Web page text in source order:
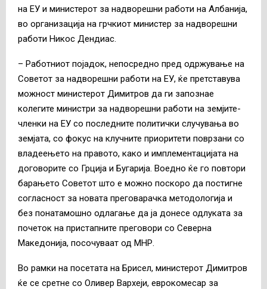
на ЕУ и министерот за надворешни работи на Албанија,
во организација на грчкиот министер за надворешни
работи Никос Дендиас.
– Работниот појадок, непосредно пред одржување на
Советот за надворешни работи на ЕУ, ќе претставува
можност министерот Димитров да ги запознае
колегите министри за надворешни работи на земјите-
членки на ЕУ со последните политички случувања во
земјата, со фокус на клучните приоритети поврзани со
владеењето на правото, како и имплементацијата на
договорите со Грција и Бугарија. Воедно ќе го повтори
барањето Советот што е можно поскоро да постигне
согласност за новата преговарачка методологија и
без понатамошно одлагање да ја донесе одлуката за
почеток на пристапните преговори со Северна
Македонија, посочуваат од МНР.
Во рамки на посетата на Брисел, министерот Димитров
ќе се сретне со Оливер Вархеји, еврокомесар за